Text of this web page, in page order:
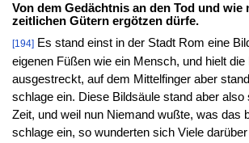
Von dem Gedächtnis an den Tod und wie
zeitlichen Gütern ergötzen dürfe.
[194]Es stand einst in der Stadt Rom eine
eigenen Füßen wie ein Mensch, und hielt die
ausgestreckt, auf dem Mittelfinger aber
schlage ein. Diese Bildsäule stand aber also
Zeit, und weil nun Niemand wußte, was das
schlage ein, so wunderten sich Viele